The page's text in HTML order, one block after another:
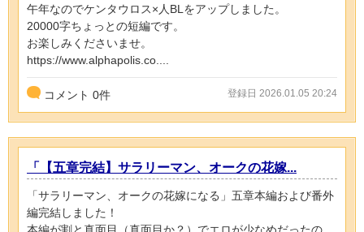
午年なのでケンタウロス×人BLをアップしました。
20000字ちょっとの短編です。
お楽しみくださいませ。
https://www.alphapolis.co....
コメント 0件 登録日 2026.01.05 20:24
「【五章完結】サラリーマン、オークの花嫁...
「サラリーマン、オークの花嫁になる」五章本編および番外
編完結しました！